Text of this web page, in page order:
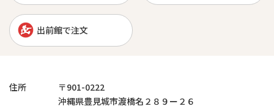
出前館で注文
住所
〒901-0222
沖縄県豊見城市渡橋名２８９ー２６